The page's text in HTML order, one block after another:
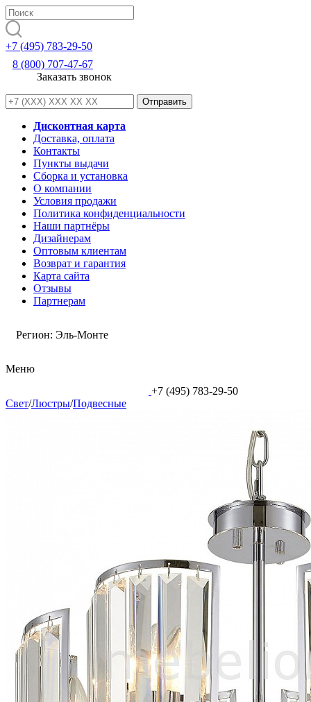
+7 (495) 783-29-50
8 (800) 707-47-67
Заказать звонок
Дисконтная карта
Доставка, оплата
Контакты
Пункты выдачи
Сборка и установка
О компании
Условия продажи
Политика конфиденциальности
Наши партнёры
Дизайнерам
Оптовым клиентам
Возврат и гарантия
Карта сайта
Отзывы
Партнерам
Регион: Эль-Монте
Меню
+7 (495) 783-29-50
Свет/Люстры/Подвесные